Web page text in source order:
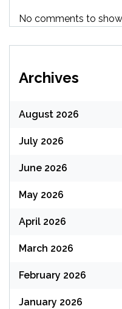
No comments to
Archives
August 2026
July 2026
June 2026
May 2026
April 2026
March 2026
February 2026
January 2026